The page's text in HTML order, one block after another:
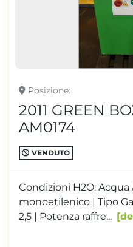
TONNELLAGGIO
Posizione
2011 GREEN
AM0174
VENDUTO
Condizioni H2O: Acqua
monoetilenico | Tipo
2,5 | Potenza raffre...